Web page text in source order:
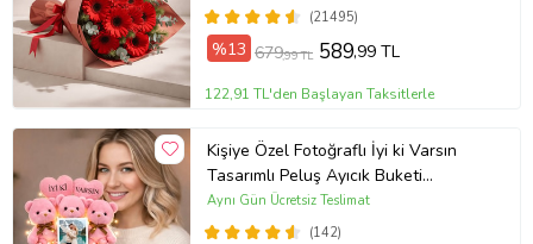
(21495)
%13 679,99 TL 589,99 TL
122,91 TL'den Başlayan Taksitlerle
Kişiye Özel Fotoğraflı İyi ki Varsın
Tasarımlı Peluş Ayıcık Buketi
(Pembe)
(142)
Aynı Gün Ücretsiz Teslimat